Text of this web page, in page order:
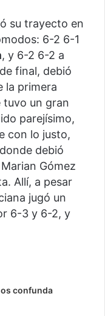
su trayecto en
6-2 6-1
, y 6-2 6-2 a
final, debió
la primera
tuvo un gran
parejísimo,
con lo justo,
debió
Gómez
Allí, a pesar
jugó un
6-3 y 6-2, y
confunda